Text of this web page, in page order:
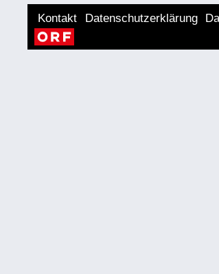
Kontakt Datenschutzerklärung